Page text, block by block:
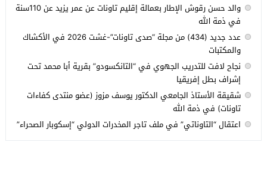
والد حسن رقوش الإطار بعمالة إقليم تاونات عن عمر يزيد عن 110سنة
في ذمة الله
عدد جديد (434) من مجلة “صدى تاونات”-غشت 2026 في الأكشاك
والمكتبات
نجاح لافت للتدريب الجهوي في “التانكسودو” بقرية أبا محمد تحت
إشراف بطل إفريقيا
شقيقة الأستاذ الجامعي الدكتور يوسف مزوز (عضو منتدى كفاءات
تاونات) في ذمة الله
اعتقال “التاوناتي” في ملف تاجر المخدرات الدولي “إسكوبار الصحراء”